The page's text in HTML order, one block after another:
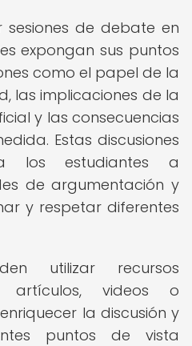
sesiones de debate en
expongan sus puntos
como el papel de la
las implicaciones de la
y las consecuencias
Estas discusiones
los estudiantes a
de argumentación y
y respetar diferentes
utilizar recursos
artículos, videos o
la discusión y
puntos de vista